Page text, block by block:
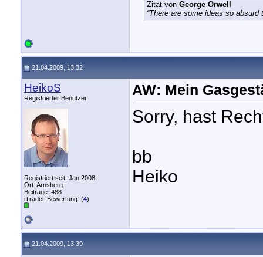
Zitat von George Orwell
“There are some ideas so
21.04.2009, 13:32
HeikoS
Registrierter Benutzer
Registriert seit: Jan 2008
Ort: Arnsberg
Beiträge: 488
iTrader-Bewertung: (4)
AW: Mein
Sorry, hast
bb
Heiko
21.04.2009, 13:39